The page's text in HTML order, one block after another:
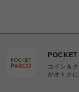
POCKET
コイン＆
がオトクに